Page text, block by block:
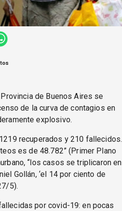
de Buenos Aires se
de la curva de contagios en
explosivo.
recuperados y 210 fallecidos.
es de 48.782” (Primer Plano
“los casos se triplicaron en
Gollán, ‘el 14 por ciento de
5).
por covid-19: en pocas